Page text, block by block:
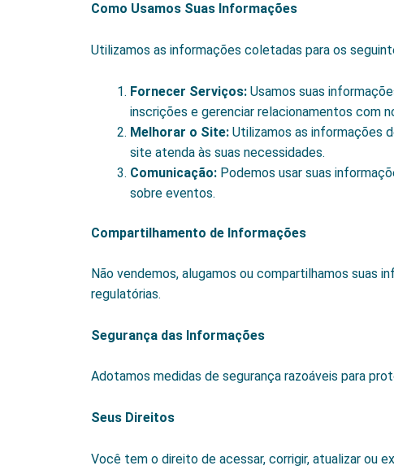
Como Usamos Suas Informações
Utilizamos as informações coletadas para os
Fornecer Serviços: Usamos suas
inscrições e gerenciar relacionamentos com
Melhorar o Site: Utilizamos as informações
site atenda às suas necessidades.
Comunicação: Podemos usar suas
sobre eventos.
Compartilhamento de Informações
Não vendemos, alugamos ou compartilhamos suas
regulatórias.
Segurança das Informações
Adotamos medidas de segurança razoáveis para
Seus Direitos
Você tem o direito de acessar, corrigir, atualizar ou